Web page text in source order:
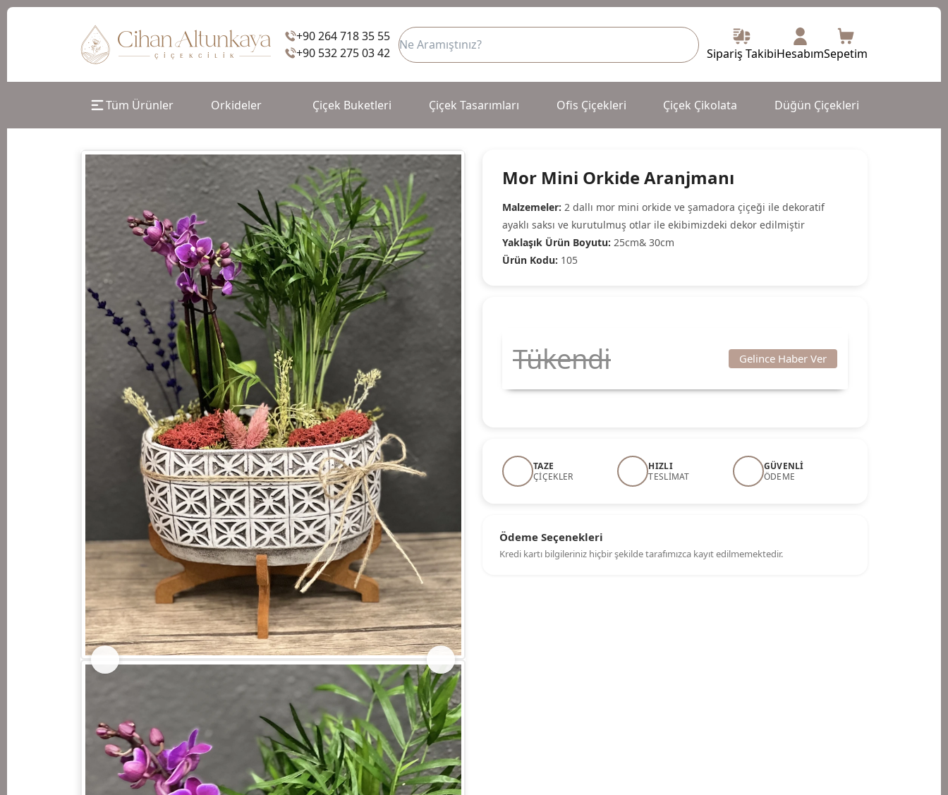
+90 264 718 35 55
+90 532 275 03 42
Sipariş TakibiHesabımSepetim
Tüm Ürünler Orkideler Çiçek Buketleri Çiçek Tasarımları Ofis Çiçekleri Çiçek Çikolata Düğün Çiçekleri
Mor Mini Orkide Aranjmanı
Malzemeler: 2 dallı mor mini orkide ve şamadora çiçeği ile dekoratif
ayaklı saksı ve kurutulmuş otlar ile ekibimizdeki dekor edilmiştir
Yaklaşık Ürün Boyutu: 25cm& 30cm
Ürün Kodu: 105
Tükendi Gelince Haber Ver
TAZE
ÇIÇEKLER
HIZLI
TESLIMAT
GÜVENLI
ÖDEME
Ödeme Seçenekleri
Kredi kartı bilgileriniz hiçbir şekilde tarafımızca kayıt edilmemektedir.